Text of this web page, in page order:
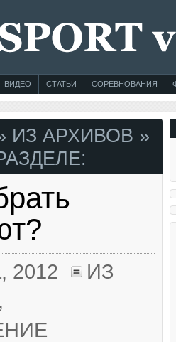
ВИДЕО СТАТЬИ СОРЕВНОВАНИЯ
ИЗ АРХИВОВ »
2012
ИЗ
,